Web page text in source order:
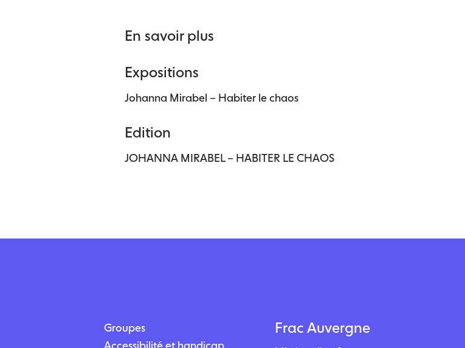
En savoir plus
Expositions
Johanna Mirabel – Habiter le chaos
Edition
JOHANNA MIRABEL – HABITER LE CHAOS
Groupes
Accessibilité et handicap
Frac Auvergne